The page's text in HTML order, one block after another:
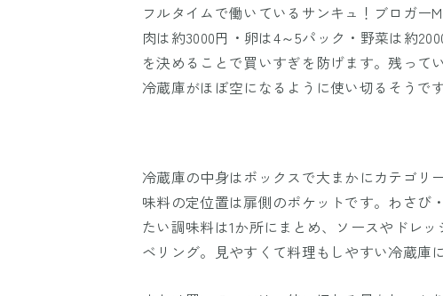
フルタイムで働いているサンキュ！ブロガー
肉は約3000円・卵は4～5パック・野菜は約
を決めることで買いすぎを防げます。残って
冷蔵庫がほぼ空になるように使い切るそうです
冷蔵庫の中身はボックスで大まかにカテゴリ
味料の定位置は扉側のポケットです。わさび
たい調味料は1か所にまとめ、ソースやドレ
ベリング。見やすくて料理もしやすい冷蔵庫